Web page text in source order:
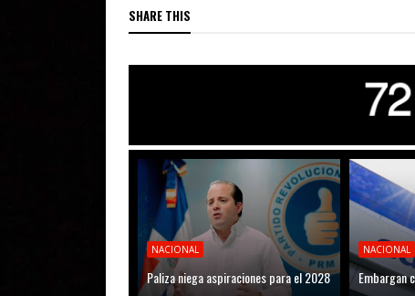
SHARE THIS
NACIONAL
Paliza niega aspiraciones para el 2028
NACIONAL
Embargan